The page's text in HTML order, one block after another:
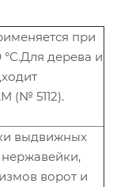
при
дерева и
(№ 5112).
выдвижных
ворот и